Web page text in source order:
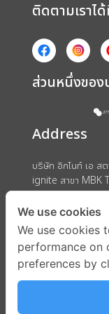
ติดตามเราไ
ส่วนหนึ่งของ
Address
บริษัท อิกไนท์ เอ ส
ignite สาขา MBK
ถนนพญาไท แขวงวั
We use cookies
We use cookies
performance on
preferences by